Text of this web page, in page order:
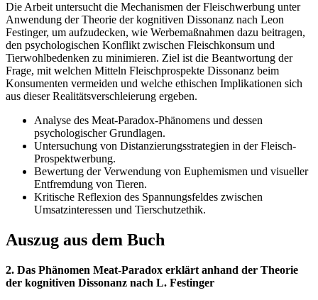
Die Arbeit untersucht die Mechanismen der Fleischwerbung unter
Anwendung der Theorie der kognitiven Dissonanz nach Leon
Festinger, um aufzudecken, wie Werbemaßnahmen dazu beitragen,
den psychologischen Konflikt zwischen Fleischkonsum und
Tierwohlbedenken zu minimieren. Ziel ist die Beantwortung der
Frage, mit welchen Mitteln Fleischprospekte Dissonanz beim
Konsumenten vermeiden und welche ethischen Implikationen sich
aus dieser Realitätsverschleierung ergeben.
Analyse des Meat-Paradox-Phänomens und dessen
psychologischer Grundlagen.
Untersuchung von Distanzierungsstrategien in der Fleisch-
Prospektwerbung.
Bewertung der Verwendung von Euphemismen und visueller
Entfremdung von Tieren.
Kritische Reflexion des Spannungsfeldes zwischen
Umsatzinteressen und Tierschutzethik.
Auszug aus dem Buch
2. Das Phänomen Meat-Paradox erklärt anhand der Theorie
der kognitiven Dissonanz nach L. Festinger